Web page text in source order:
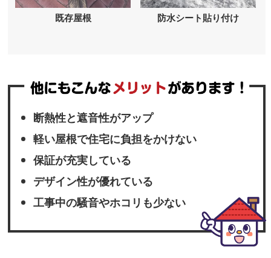
既存屋根 防水シート貼り付け
断熱性と遮音性がアップ
軽い屋根で住宅に負担をかけない
保証が充実している
デザイン性が優れている
工事中の騒音やホコリも少ない